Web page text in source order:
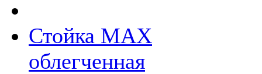
Стойка МАХ
облегченная